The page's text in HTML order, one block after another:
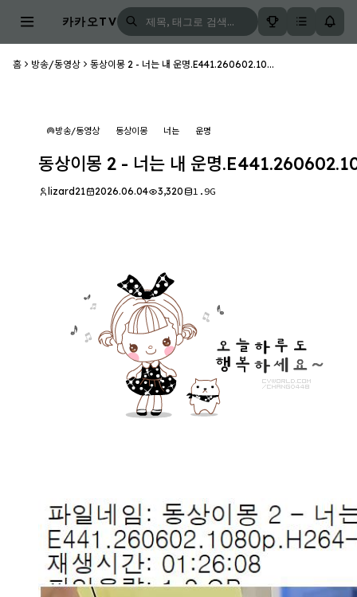
카카오TV
홈 방송/동영상 동상이몽 2 - 너는 내 운명.E441.260602.10...
방송/동영상 동상이몽 너는 운명
동상이몽 2 - 너는 내 운명
lizard21 2026.06.04 3,320 1.9G